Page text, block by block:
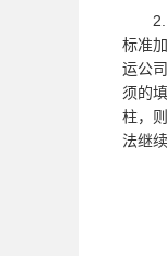
2.
标准
运公
须的
柱，
法继